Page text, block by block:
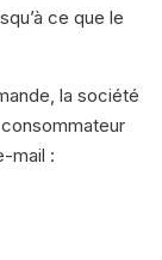
ce que le
la société
mail :